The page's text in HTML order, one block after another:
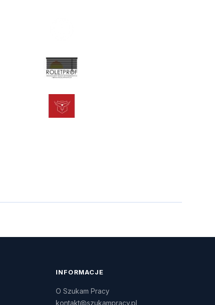
INFORMACJE
O Szukam Pracy
kontakt@szukampracy.pl